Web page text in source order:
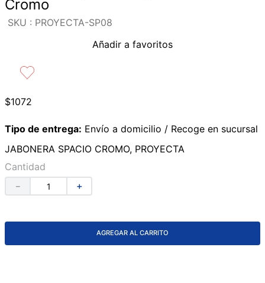
Cromo
: PROYECTA-SP08
Añadir a favoritos
$1072
Tipo de entrega: Envío a domicilio / Recoge en sucursal
JABONERA SPACIO CROMO, PROYECTA
Cantidad
＋
－
AGREGAR AL CARRITO